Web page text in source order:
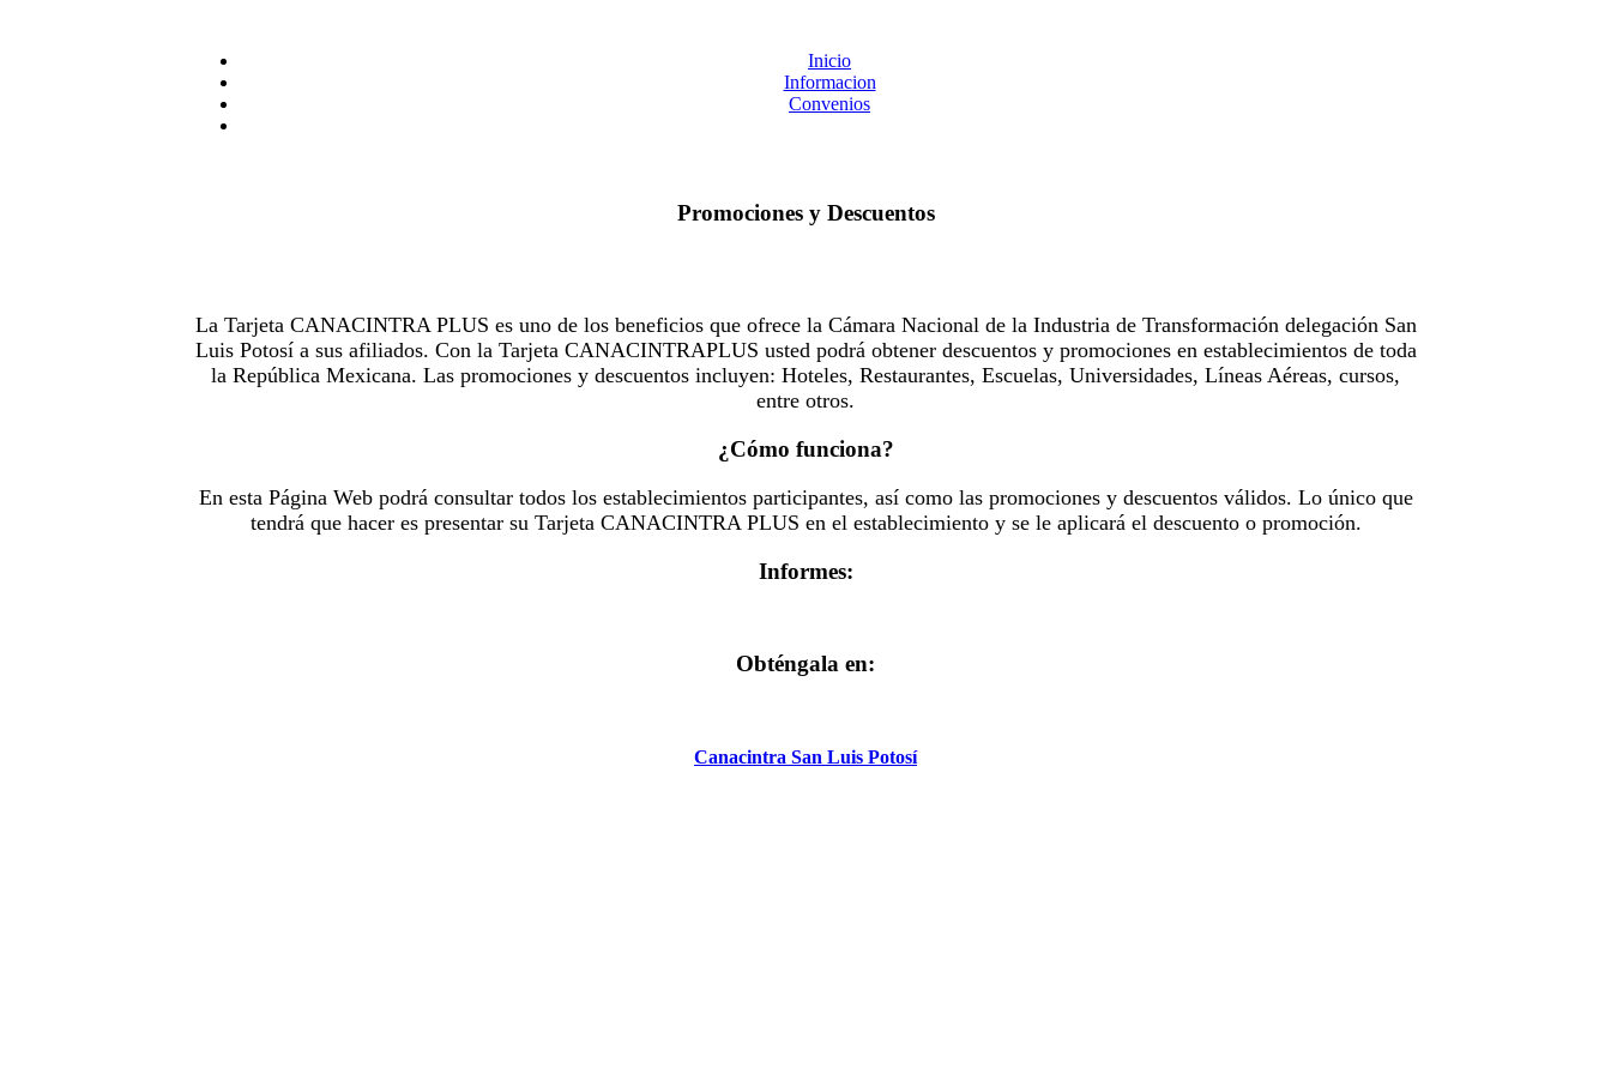
Inicio
Informacion
Convenios
Promociones y Descuentos
La Tarjeta CANACINTRA PLUS es uno de los beneficios que ofrece la Cámara Nacional de la Industria de Transformación delegación San
Luis Potosí a sus afiliados. Con la Tarjeta CANACINTRAPLUS usted podrá obtener descuentos y promociones en establecimientos de toda
la República Mexicana. Las promociones y descuentos incluyen: Hoteles, Restaurantes, Escuelas, Universidades, Líneas Aéreas, cursos,
entre otros.
¿Cómo funciona?
En esta Página Web podrá consultar todos los establecimientos participantes, así como las promociones y descuentos válidos. Lo único que
tendrá que hacer es presentar su Tarjeta CANACINTRA PLUS en el establecimiento y se le aplicará el descuento o promoción.
Informes:
Obténgala en:
Canacintra San Luis Potosí